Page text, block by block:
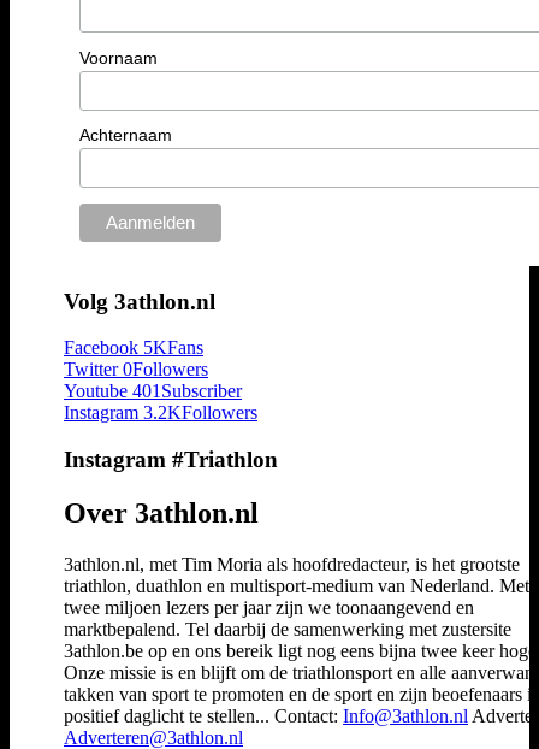
Voornaam
Achternaam
Volg 3athlon.nl
Facebook 5KFans
Twitter 0Followers
Youtube 401 Subscriber
Instagram 3.2KFollowers
Instagram #Triathlon
Over 3athlon.nl
3athlon.nl, met Tim Moria als hoofdredacteur, is het grootste
triathlon, duathlon en multisport-medium van Nederland. Met
twee miljoen lezers per jaar zijn we toonaangevend en
marktbepalend. Tel daarbij de samenwerking met zustersite
3athlon.be op en ons bereik ligt nog eens bijna twee keer
Onze missie is en blijft om de triathlonsport en alle
takken van sport te promoten en de sport en zijn beoefenaars
positief daglicht te stellen... Contact: Info@3athlon.nl
Adverteren@3athlon.nl